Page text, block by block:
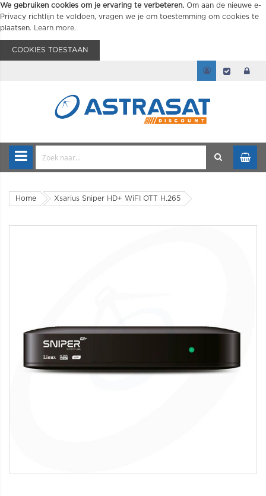
We gebruiken cookies om je ervaring te verbeteren. Om aan de nieuwe e-
Privacy richtlijn te voldoen, vragen we je om toestemming om cookies te
plaatsen.
Learn more.
COOKIES TOESTAAN
Home Xsarius Sniper HD+ WiFI OTT H.265